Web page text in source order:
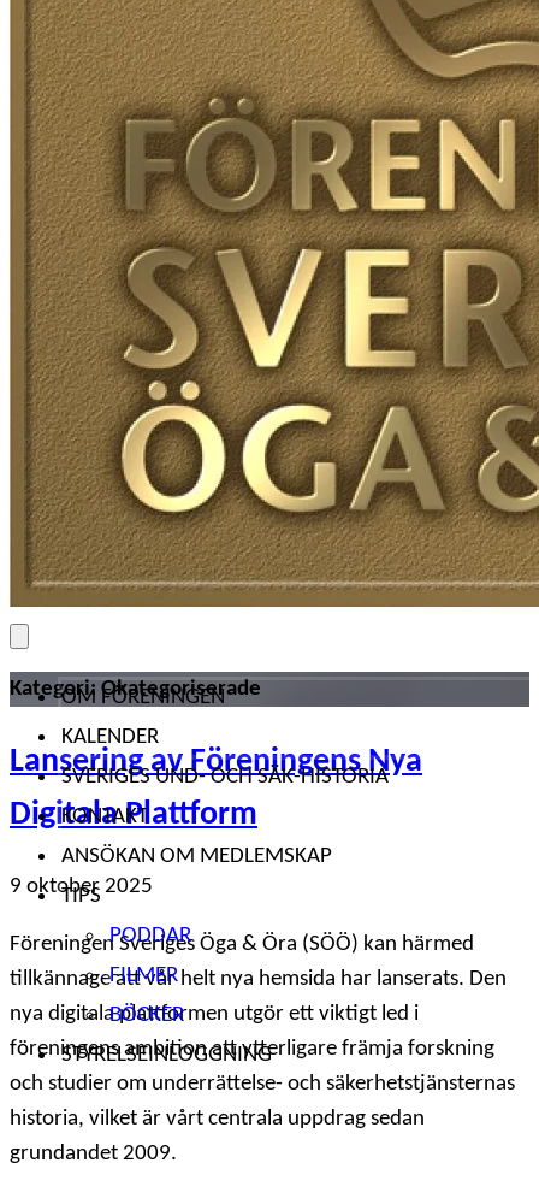
OM FÖRENINGEN
KALENDER
SVERIGES UND- OCH SÄK-HISTORIA
KONTAKT
ANSÖKAN OM MEDLEMSKAP
TIPS
PODDAR
FILMER
BÖCKER
STYRELSEINLOGGNING
Kategori: Okategoriserade
Lansering av Föreningens Nya
Digitala Plattform
9 oktober 2025
Föreningen Sveriges Öga & Öra (SÖÖ) kan härmed
tillkännage att vår helt nya hemsida har lanserats. Den
nya digitala plattformen utgör ett viktigt led i
föreningens ambition att ytterligare främja forskning
och studier om underrättelse- och säkerhetstjänsternas
historia, vilket är vårt centrala uppdrag sedan
grundandet 2009.